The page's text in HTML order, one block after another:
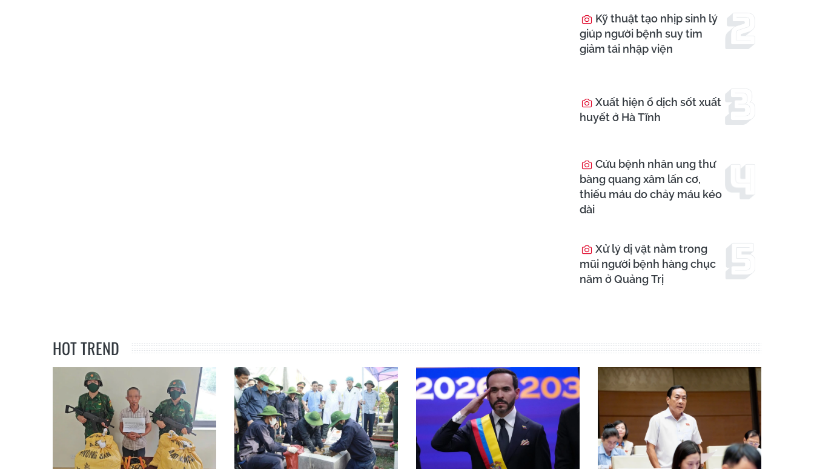
Kỹ thuật tạo nhịp sinh lý
giúp người bệnh suy tim
giảm tái nhập viện
Xuất hiện ổ dịch sốt xuất
huyết ở Hà Tĩnh
Cứu bệnh nhân ung thư
bàng quang xâm lấn cơ,
thiếu máu do chảy máu kéo
dài
Xử lý dị vật nằm trong
mũi người bệnh hàng chục
năm ở Quảng Trị
HOT TREND